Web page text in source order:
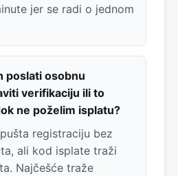
jer se radi o jednom
poslati osobnu
verifikaciju ili to
ne poželim isplatu?
registraciju bez
ali kod isplate traži
Najčešće traže